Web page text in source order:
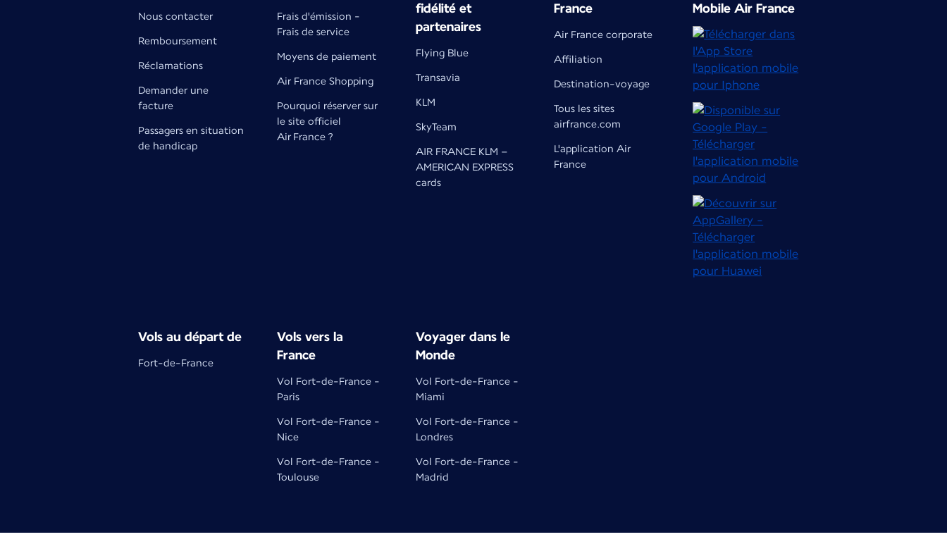
Nous contacter
Remboursement
Réclamations
Demander une
facture
Passagers en situation
de handicap
Frais d'émission -
Frais de service
Moyens de paiement
Air France Shopping
Pourquoi réserver sur
le site officiel
Air France ?
fidélité et
partenaires
Flying Blue
Transavia
KLM
SkyTeam
AIR FRANCE KLM –
AMERICAN EXPRESS
cards
France
Air France corporate
Affiliation
Destination-voyage
Tous les sites
airfrance.com
L'application Air
France
Mobile Air France
Vols au départ de
Fort-de-France
Vols vers la
France
Vol Fort-de-France -
Paris
Vol Fort-de-France -
Nice
Vol Fort-de-France -
Toulouse
Voyager dans le
Monde
Vol Fort-de-France -
Miami
Vol Fort-de-France -
Londres
Vol Fort-de-France -
Madrid